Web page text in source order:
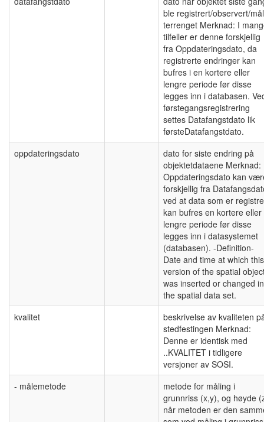
ble registrert/observert/
terrenget Merknad: I
tilfeller er denne forskjellig
fra Oppdateringsdato, da
registrerte endringer kan
bufres i en kortere eller
lengre periode før disse
legges inn i databasen.
førstegangsregistrering
settes Datafangstdato lik
førsteDatafangstdato.
oppdateringsdato
dato for siste endring på
objektetdataene Merknad:
Oppdateringsdato kan
forskjellig fra
ved at data som er
kan bufres en kortere eller
lengre periode før disse
legges inn i datasystemet
(databasen). -Definition-
Date and time at which this
version of the spatial
was inserted or changed in
the spatial data set.
kvalitet
beskrivelse av kvaliteten
stedfestingen Merknad:
Denne er identisk med
..KVALITET i tidligere
versjoner av SOSI.
- målemetode
metode for måling i
grunnriss (x,y), og høyde
når metoden er den